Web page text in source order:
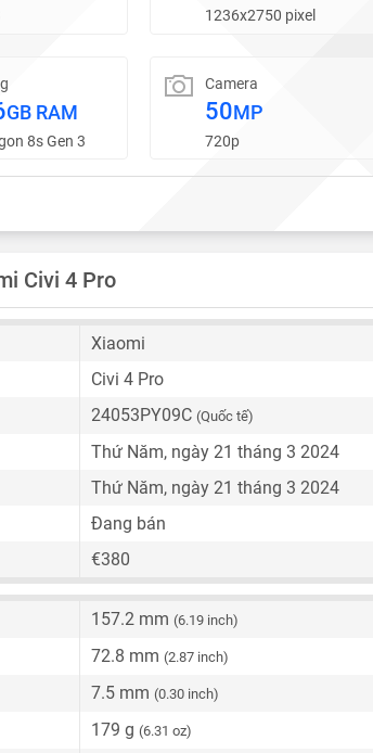
1236x2750 pixel
GB RAM
8s Gen 3
Camera
50MP
720p
Civi 4 Pro
Xiaomi
Civi 4 Pro
24053PY09C (Quốc tế)
Thứ Năm, ngày 21 tháng 3 2024
Thứ Năm, ngày 21 tháng 3 2024
Đang bán
€380
157.2 mm (6.19 inch)
72.8 mm (2.87 inch)
7.5 mm (0.30 inch)
179 g (6.31 oz)